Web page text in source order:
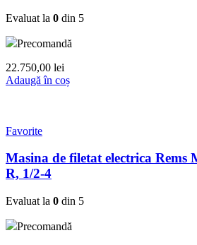
Evaluat la 0 din 5
Precomandă
22.750,00 lei
Adaugă în coș
Favorite
Masina de filetat electrica Rems
R, 1/2-4
Evaluat la 0 din 5
Precomandă